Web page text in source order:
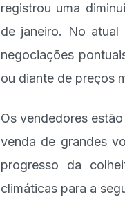
registrou uma
de janeiro. No atual
negociações
ou diante de preços
Os vendedores
venda de grandes
progresso da
climáticas para a